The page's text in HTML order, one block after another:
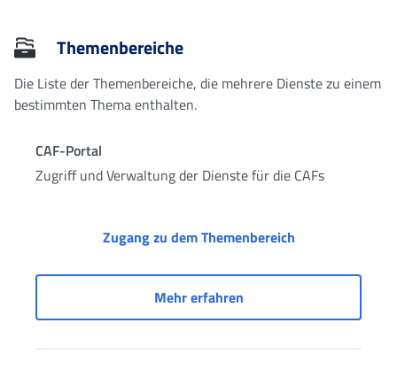
Themenbereiche
Die Liste der Themenbereiche, die mehrere Dienste zu einem
bestimmten Thema enthalten.
CAF-Portal
Zugriff und Verwaltung der Dienste für die CAFs
Zugang zu dem ThemenbereichCAF-Portal
Mehr erfahrenCAF-Portal